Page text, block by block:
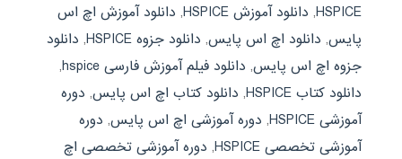
HSPICE
, دانلود آموزش HSPICE , دانلود آموزش اچ اس
پایس, دانلود اچ اس پایس, دانلود جزوه HSPICE , دانلود
جزوه اچ اس پایس, دانلود فیلم آموزش فارسی hspice
,
دانلود کتاب HSPICE
, دانلود کتاب اچ اس پایس, دوره
آموزشی HSPICE
, دوره آموزشی اچ اس پایس, دوره
آموزشی تخصصی HSPICE
, دوره آموزشی تخصصی اچ